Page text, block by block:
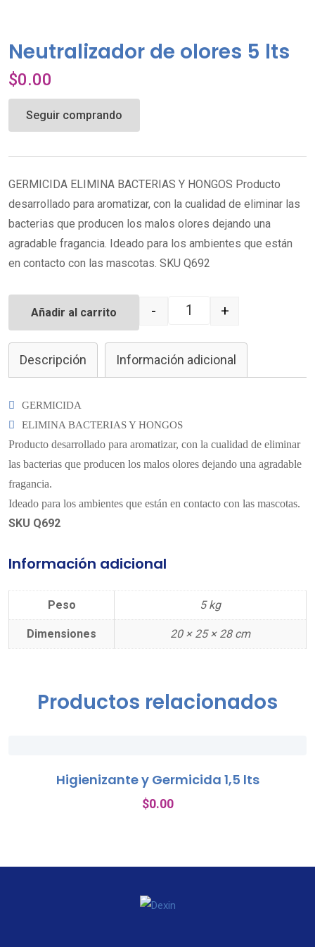
Neutralizador de olores 5 lts
$0.00
Seguir comprando
GERMICIDA ELIMINA BACTERIAS Y HONGOS Producto
desarrollado para aromatizar, con la cualidad de eliminar las
bacterias que producen los malos olores dejando una
agradable fragancia. Ideado para los ambientes que están
en contacto con las mascotas. SKU Q692
Quantity
- +
Añadir al carrito
Descripción Información adicional
GERMICIDA
ELIMINA BACTERIAS Y HONGOS
Producto desarrollado para aromatizar, con la cualidad de eliminar
las bacterias que producen los malos olores dejando una agradable
fragancia.
Ideado para los ambientes que están en contacto con las mascotas.
SKU Q692
Información adicional
Peso 5 kg
Dimensiones 20 × 25 × 28 cm
Productos relacionados
Higienizante y Germicida 1,5 lts
$0.00